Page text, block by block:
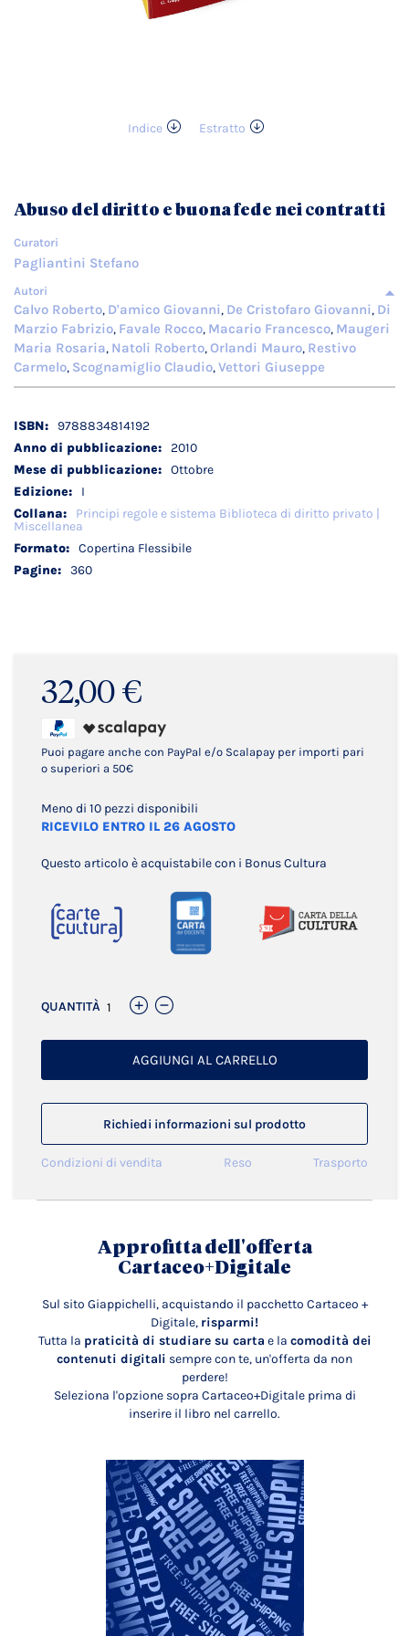
Indice
Estratto
galleria
di
immagini
32,00 €
Puoi pagare anche con PayPal e/o Scalapay per importi pari
o superiori a 50€
Meno di 10 pezzi disponibili
RICEVILO ENTRO IL 26 AGOSTO
Questo articolo è acquistabile con i Bonus Cultura
QUANTITÀ
AGGIUNGI AL CARRELLO
Richiedi informazioni sul prodotto
Condizioni di vendita Reso Trasporto
Abuso del diritto e buona fede nei contratti
Curatori
Pagliantini Stefano
Autori
Calvo Roberto, D'amico Giovanni, De Cristofaro Giovanni, Di
Marzio Fabrizio, Favale Rocco, Macario Francesco, Maugeri
Maria Rosaria, Natoli Roberto,Orlandi Mauro, Restivo
Carmelo, Scognamiglio Claudio,Vettori Giuseppe
Dettagli
tecnici
9788834814192
2010
Ottobre
I
Principi regole e sistema Biblioteca di diritto privato |
Miscellanea
Copertina Flessibile
360
Approfitta dell'offerta
Cartaceo+Digitale
Sul sito Giappichelli, acquistando il pacchetto Cartaceo +
Digitale, risparmi!
Tutta la praticità di studiare su carta e la comodità dei
contenuti digitali sempre con te, un'offerta da non
perdere!
Seleziona l'opzione sopra Cartaceo+Digitale prima di
inserire il libro nel carrello.